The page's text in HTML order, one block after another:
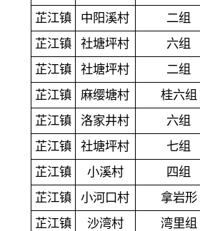
芷江镇
中阳溪村
二组
芷江镇
社塘坪村
六组
芷江镇
社塘坪村
二组
芷江镇
麻缨塘村
桂六组
芷江镇
洛家井村
六组
芷江镇
社塘坪村
七组
芷江镇
小溪村
四组
芷江镇
小河口村
拿岩形
芷江镇
沙湾村
湾里组